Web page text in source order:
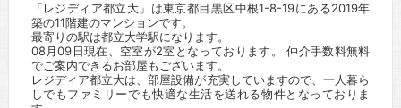
「レジディア都立大」は東京都目黒区中根1-8-19にある2019年
築の11階建のマンションです。
最寄りの駅は都立大学駅になります。
08月09日現在、空室が2室となっております。 仲介手数料無料
でご案内できるお部屋もございます。
レジディア都立大は、部屋設備が充実していますので、一人暮ら
しでもファミリーでも快適な生活を送れる物件となっておりま